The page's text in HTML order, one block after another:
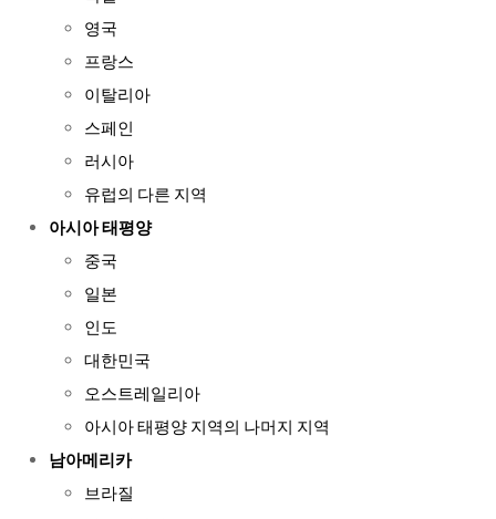
영국
프랑스
이탈리아
스페인
러시아
유럽의 다른 지역
아시아 태평양
중국
일본
인도
대한민국
오스트레일리아
아시아 태평양 지역의 나머지 지역
남아메리카
브라질